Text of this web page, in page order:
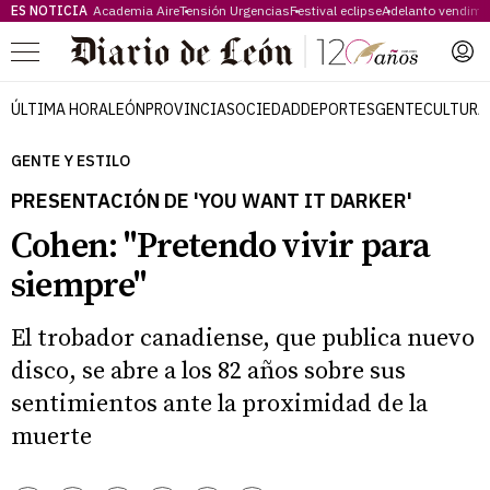
ES NOTICIA Academia AireTensión UrgenciasFestival eclipseAdelanto
Menú
ÚLTIMA HORALEÓNPROVINCIASOCIEDADDEPORTESGENTECULTURA
GENTE Y ESTILO
PRESENTACIÓN DE 'YOU WANT IT DARKER'
Cohen: "Pretendo vivir para
siempre"
El trobador canadiense, que publica nuevo
disco, se abre a los 82 años sobre sus
sentimientos ante la proximidad de la
muerte